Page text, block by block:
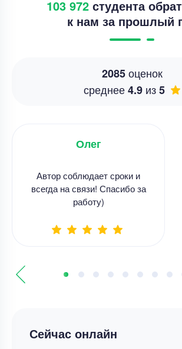
Сейчас онлайн
103 972 студента
к нам за прошлый
2085оценок
среднее4.9 из5
Олег
Автор соблюдает сроки и
всегда на связи! Спасибо за
работу)